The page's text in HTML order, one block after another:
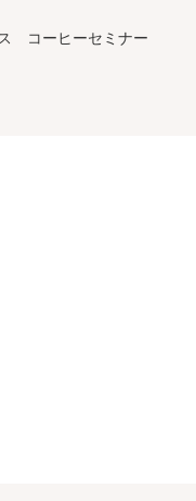
コーヒーセミナー